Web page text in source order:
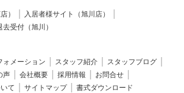
）
入居者様サイト（旭川店）
去受付（旭川）
ォメーション スタッフ紹介
スタッフブログ
声 会社概要 採用情報
お問合せ
て
サイトマップ 書式ダウンロード